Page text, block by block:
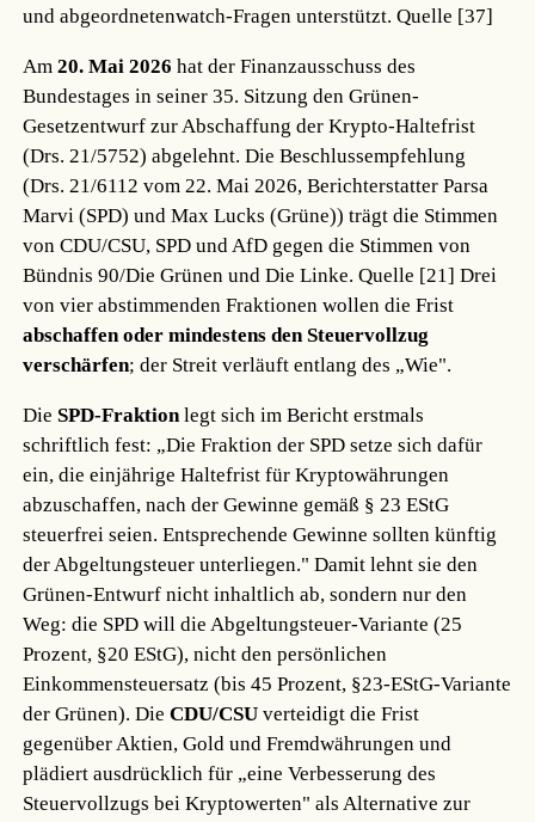
und abgeordnetenwatch-Fragen unterstützt.Quelle [37]
Am20. Mai 2026 hat der Finanzausschuss des
Bundestages in seiner 35. Sitzung den Grünen-
Gesetzentwurf zur Abschaffung der Krypto-Haltefrist
(Drs. 21/5752) abgelehnt. Die Beschlussempfehlung
(Drs. 21/6112 vom 22. Mai 2026, Berichterstatter Parsa
Marvi (SPD) und Max Lucks (Grüne)) trägt die Stimmen
von CDU/CSU, SPD und AfD gegen die Stimmen von
Bündnis 90/Die Grünen und Die Linke.Quelle [21] Drei
von vier abstimmenden Fraktionen wollen die Frist
abschaffen oder mindestens den Steuervollzug
verschärfen; der Streit verläuft entlang des „Wie".
DieSPD-Fraktion legt sich im Bericht erstmals
schriftlich fest: „Die Fraktion der SPD setze sich dafür
ein, die einjährige Haltefrist für Kryptowährungen
abzuschaffen, nach der Gewinne gemäß § 23 EStG
steuerfrei seien. Entsprechende Gewinne sollten künftig
der Abgeltungsteuer unterliegen." Damit lehnt sie den
Grünen-Entwurf nicht inhaltlich ab, sondern nur den
Weg: die SPD will die Abgeltungsteuer-Variante (25
Prozent, §20 EStG), nicht den persönlichen
Einkommensteuersatz (bis 45 Prozent, §23-EStG-Variante
der Grünen). DieCDU/CSU verteidigt die Frist
gegenüber Aktien, Gold und Fremdwährungen und
plädiert ausdrücklich für „eine Verbesserung des
Steuervollzugs bei Kryptowerten" als Alternative zur